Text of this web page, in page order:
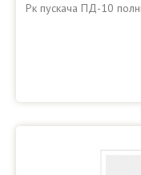
Рк пускача ПД-10